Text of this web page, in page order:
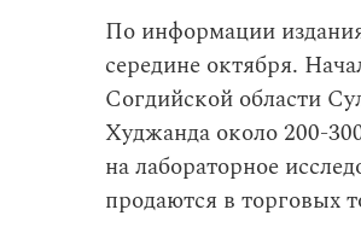
По информации
середине октября.
Согдийской области
Худжанда около 200-
на лабораторное
продаются в торговых